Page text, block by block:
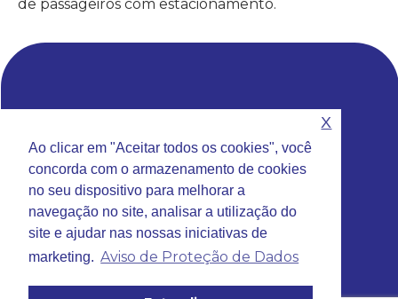
de passageiros com estacionamento.
Rua Emilio Antonon, 777 – Jundiaí – SP
Fone: (11)4585-9740
Email: contato@redevoa.com.br
Ao clicar em "Aceitar todos os cookies", você
concorda com o armazenamento de cookies
no seu dispositivo para melhorar a
navegação no site, analisar a utilização do
site e ajudar nas nossas iniciativas de
marketing. Aviso de Proteção de Dados
X